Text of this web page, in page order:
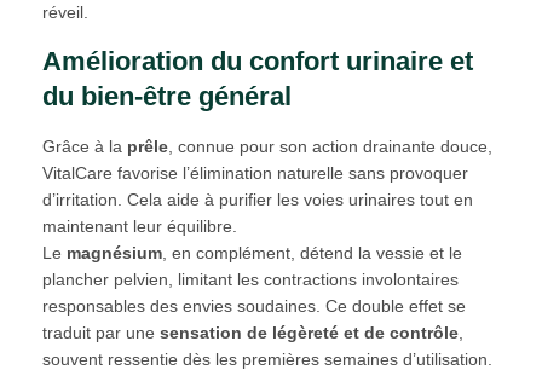
réveil.
Amélioration du confort urinaire et
du bien-être général
Grâce à la prêle , connue pour son action drainante douce,
VitalCare favorise l’élimination naturelle sans provoquer
d’irritation. Cela aide à purifier les voies urinaires tout en
maintenant leur équilibre.
Le magnésium , en complément, détend la vessie et le
plancher pelvien, limitant les contractions involontaires
responsables des envies soudaines. Ce double effet se
traduit par une sensation de légèreté et de contrôle
souvent ressentie dès les premières semaines d’utilisation.